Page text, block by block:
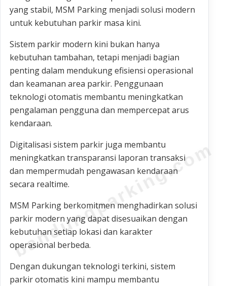
yang stabil, MSM Parking menjadi solusi modern
untuk kebutuhan parkir masa kini.
Sistem parkir modern kini bukan hanya
kebutuhan tambahan, tetapi menjadi bagian
penting dalam mendukung efisiensi operasional
dan keamanan area parkir. Penggunaan
teknologi otomatis membantu meningkatkan
pengalaman pengguna dan mempercepat arus
kendaraan.
Digitalisasi sistem parkir juga membantu
meningkatkan transparansi laporan transaksi
dan mempermudah pengawasan kendaraan
secara realtime.
MSM Parking berkomitmen menghadirkan solusi
parkir modern yang dapat disesuaikan dengan
kebutuhan setiap lokasi dan karakter
operasional berbeda.
Dengan dukungan teknologi terkini, sistem
parkir otomatis kini mampu membantu
bandungparking.com